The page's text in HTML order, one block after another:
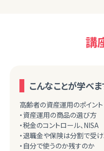
講
こんなことが学べ
高齢者の資産運用のポイント
・資産運用の商品の選び方
・税金のコントロール、NISA
・退職金や保険は分割で受け
・自分で使うのか残すのか